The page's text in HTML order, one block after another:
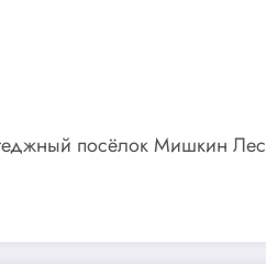
посёлок Мишкин Лес